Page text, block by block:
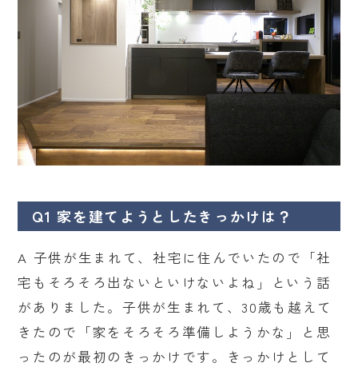
Q1 家を建てようとしたきっかけは？
A 子供が生まれて、社宅に住んでいたので「社
宅もそろそろ出ないといけないよね」という話
がありました。子供が生まれて、30歳も越えて
きたので「家をそろそろ準備しようかな」と思
ったのが最初のきっかけです。きっかけとして